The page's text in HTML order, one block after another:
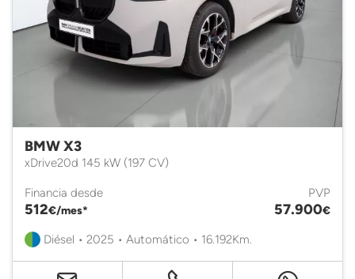
BMW X3
xDrive20d 145 kW (197 CV)
Financia desde
512€/mes*
PVP
57.900€
Diésel • 2025 • Automático • 16.192Km.